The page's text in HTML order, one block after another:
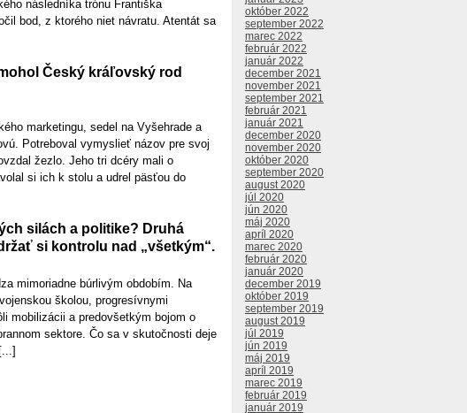
následníka trónu Františka
bod, z ktorého niet návratu. Atentát sa
Český kráľovský rod
marketingu, sedel na Vyšehrade a
Potreboval vymyslieť názov pre svoj
žezlo. Jeho tri dcéry mali o
si ich k stolu a udrel päsťou do
silách a politike? Druhá
si kontrolu nad „všetkým“.
mimoriadne búrlivým obdobím. Na
školou, progresívnymi
mobilizácii a predovšetkým bojom o
sektore. Čo sa v skutočnosti deje
október 2022
september 2022
marec 2022
február 2022
január 2022
december 2021
november 2021
september 2021
február 2021
január 2021
december 2020
november 2020
október 2020
september 2020
august 2020
júl 2020
jún 2020
máj 2020
apríl 2020
marec 2020
február 2020
január 2020
december 2019
október 2019
september 2019
august 2019
júl 2019
jún 2019
máj 2019
apríl 2019
marec 2019
február 2019
január 2019